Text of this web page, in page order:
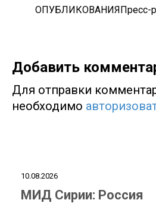
ОПУБЛИКОВАНИЯПресс-
Добавить
Для отправки
необходимо
10.08.2026
МИД Сирии: Россия